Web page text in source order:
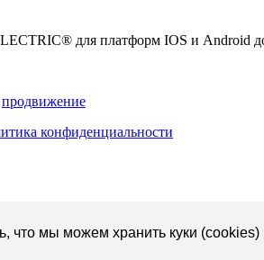
что мы можем хранить куки
для платформ IOS и Android
продвижение
конфиденциальности